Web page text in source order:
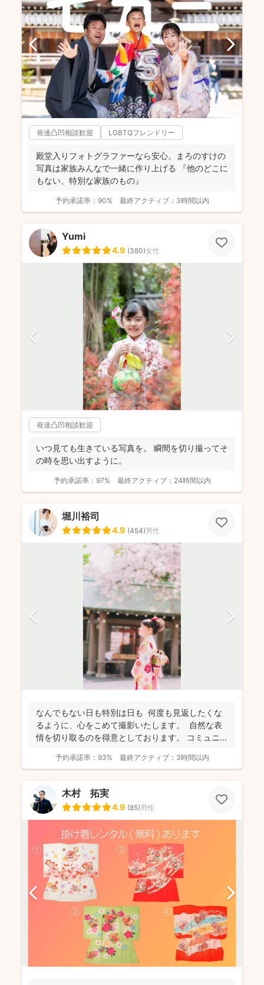
発達凸凹相談歓迎 LGBTQフレンドリー
殿堂入りフォトグラファーなら安心。まろのすけの
写真は家族みんなで一緒に作り上げる 『他のどこに
もない、特別な家族のもの』
予約承諾率： 90% 最終アクティブ： 3時間以内
Yumi
4.9 (380)女性
発達凸凹相談歓迎
いつ見ても生きている写真を。 瞬間を切り撮ってそ
の時を思い出すように。
予約承諾率： 97% 最終アクティブ： 24時間以内
堀川裕司
4.9 (454)男性
なんでもない日も特別は日も 何度も見返したくな
るように、心をこめて撮影いたします。 自然な表
情を切り取るのを得意としております。 コミュニ...
予約承諾率： 93% 最終アクティブ： 3時間以内
木村 拓実
4.9 (85)男性